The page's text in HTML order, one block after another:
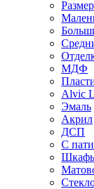
Размер
МДФ
Alvic
Эмаль
Акрил
ДСП
С